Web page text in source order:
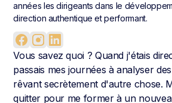
années les dirigeants dans le
direction authentique et performant.
Vous savez quoi ? Quand j'étais
passais mes journées à analyser
rêvant secrètement d'autre chose.
quitter pour me former à un